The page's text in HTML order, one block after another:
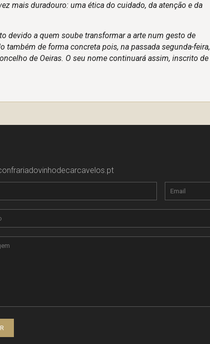
mais duradouro: uma ética do cuidado, da atenção e da
devido a quem soube transformar a arte num gesto de
também de forma concreta pois, na passada segunda-feira,
de Oeiras. O seu nome continuará assim, inscrito de